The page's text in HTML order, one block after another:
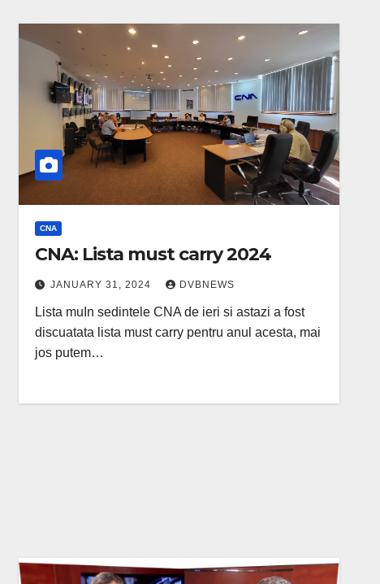
CNA
CNA: Lista must carry 2024
JANUARY 31, 2024 DVBNEWS
Lista muIn sedintele CNA de ieri si astazi a fost
discuatata lista must carry pentru anul acesta, mai
jos putem…